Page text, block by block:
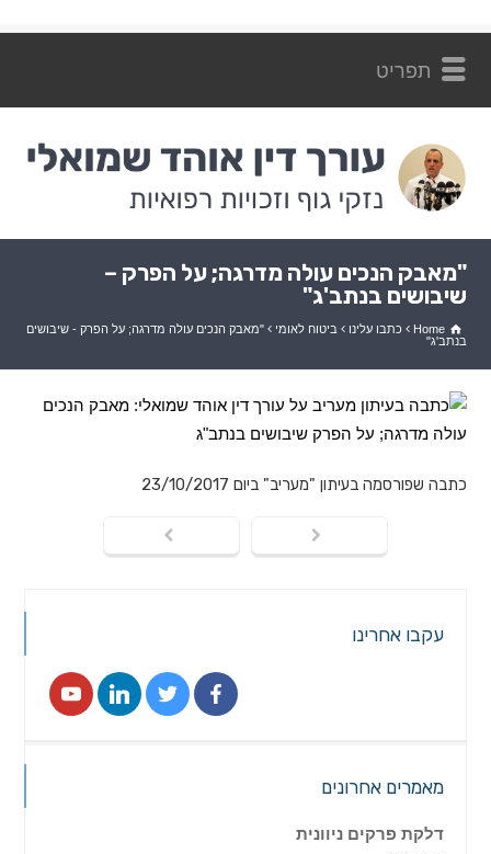
"מאבק הנכים עולה מדרגה; על הפרק –
שיבושים בנתב'ג"
Home כתבו עלינו ביטוח לאומי
"מאבק הנכים עולה מדרגה; על הפרק - שיבושים
בנתב'ג"
כתבה שפורסמה בעיתון "מעריב" ביום 23/10/2017
עקבו אחרינו
מאמרים אחרונים
דלקת פרקים ניוונית